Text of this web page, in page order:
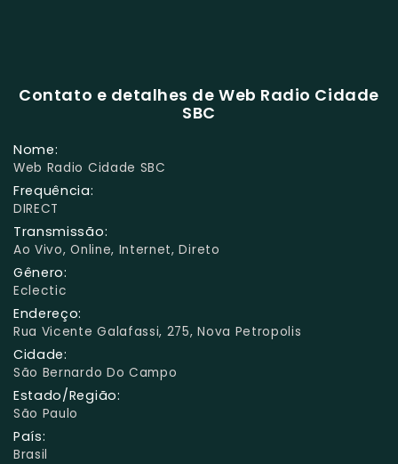
Contato e detalhes de Web Radio Cidade
SBC
Nome:
Web Radio Cidade SBC
Frequência:
DIRECT
Transmissão:
Ao Vivo, Online, Internet, Direto
Gênero:
Eclectic
Endereço:
Rua Vicente Galafassi, 275, Nova Petropolis
Cidade:
São Bernardo Do Campo
Estado/Região:
São Paulo
País:
Brasil